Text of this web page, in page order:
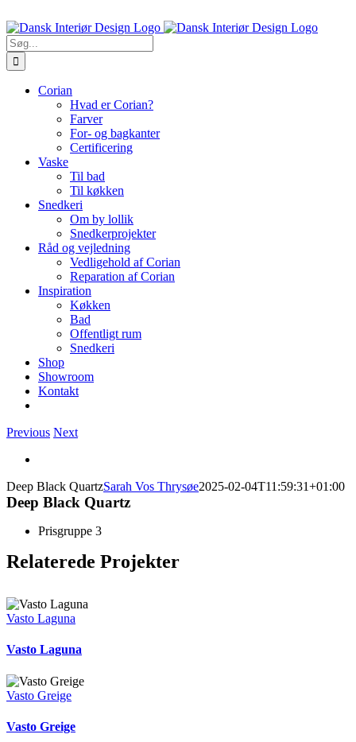
to
content
Søg
efter:
Corian
Hvad er Corian?
Farver
For- og bagkanter
Certificering
Vaske
Til bad
Til køkken
Snedkeri
Om by lollik
Snedkerprojekter
Råd og vejledning
Vedligehold af Corian
Reparation af Corian
Inspiration
Køkken
Bad
Offentligt rum
Snedkeri
Shop
Showroom
Kontakt
Previous Next
Image
Deep Black QuartzSarah Vos Thrysøe2025-02-04T11:59:31+01:00
Deep Black Quartz
Prisgruppe 3
Relaterede Projekter
Vasto Laguna
Vasto Laguna
Vasto Greige
Vasto Greige